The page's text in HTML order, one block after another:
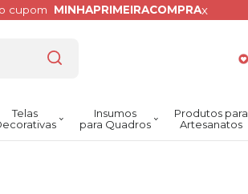
cupom MINHAPRIMEIRACOMPRAx
Telas
Insumos
para Quadros
Produtos para
Artesanatos